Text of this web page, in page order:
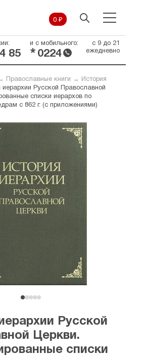
0 ₽
85
и с мобильного:
* 0224
с 9 до 21
ежедневно
Православные книги →
История
иерархии Русской Православной
списки иерархов по
с 862 г. (с приложениями)
Русской
Церкви.
списки